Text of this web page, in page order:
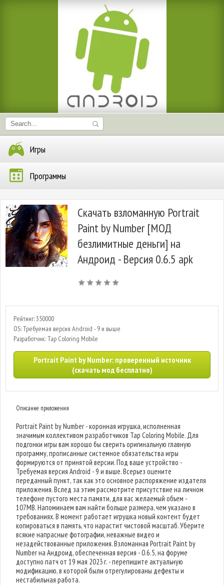
Игры
Программы
Скачать взломанную Portrait
Paint by Number [МОД
безлимитные деньги] на
Андроид - Версия 0.6.5 apk
Рейтинг: 350000
OS: Требуемая версия Android - 9 и выше
Разработчик: Tap Coloring Mobile
Portrait Paint by Number: проверенный источник
(скачать мод бесплатно)
Описание приложения
Portrait Paint by Number - коронная игрушка, исполненная
значимым коллективом разработчиков Tap Coloring Mobile. Для
подгонки игры вам хорошо бы сверить оригинальную главную
программу, прописанные системное обязательства игры
формируются от принятой версии. Под ваше устройство -
Требуемая версия Android - 9 и выше. Всерьез оцените
переданный пункт, так как это основное распоряжение издателя
приложения. Вслед за этим рассмотрите присутствие на личном
телефоне пустого места памяти, для вас желаемый объем -
107MB. Напоминаем вам найти больше размера, чем указано в
требованиях. В момент работает игрушка новый контент будет
копироваться в память, что нарастит чистовой масштаб. Уберите
всякие напрасные фотографии, неважные видео и
незадействованные приложения. Взломанная Portrait Paint by
Number на Андроид, обеспеченная версия - 0.6.5, на форуме
доступно патч от 19 мая 2023 г. - перепишите актуальную
модификацию, в которой были отрегулированы дефекты и
нестабильная работа.